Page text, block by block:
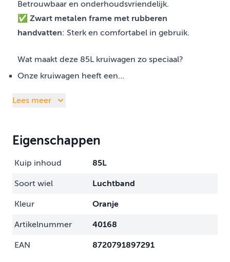
Betrouwbaar en onderhoudsvriendelijk.
✅ Zwart metalen frame met rubberen
handvatten: Sterk en comfortabel in gebruik.
Wat maakt deze 85L kruiwagen zo speciaal?
Onze kruiwagen heeft een...
Lees meer
Eigenschappen
Kuip inhoud 85L
Soort wiel Luchtband
Kleur Oranje
Artikelnummer 40168
EAN 8720791897291